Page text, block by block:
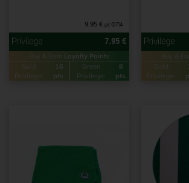
9.95 € με ΦΠΑ
7.95 €
Buy & Earn Loyalty Points
Gold
Privilege:
16
pts.
Green
Privilege:
8
pts.
Buy &
Gold
Privilege: